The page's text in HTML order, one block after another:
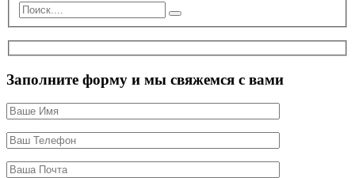
Заполните форму и мы свяжемся с вами